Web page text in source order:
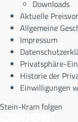
Downloads
Aktuelle
Allgemeine
Impressum
Privatsphäre-
Historie der
Einwilligungen
Stein-Kram folgen